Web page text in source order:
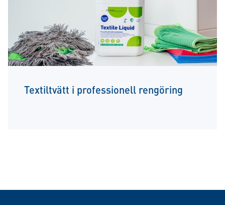
Textiltvätt i professionell rengöring